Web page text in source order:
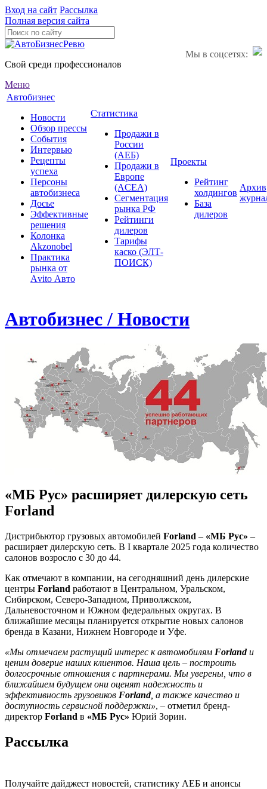
Вход на сайт Рассылка
Полная версия сайта
Мы в соцсетях:
Свой среди профессионалов
Меню
Автобизнес
Новости
Обзор прессы
События
Интервью
Рецепты
успеха
Персоны
автобизнеса
Досье
Эффективные
решения
Колонка
Akzonobel
Практика
рынка от
Аvito Авто
Статистика
Продажи в
России
(АЕБ)
Продажи в
Европе
(ACEA)
Сегментация
рынка РФ
Рейтинги
дилеров
Тарифы
каско (ЭЛТ-
ПОИСК)
Проекты
Рейтинг
холдингов
База
дилеров
Архив
Автобизнес / Новости
«МБ Рус» расширяет дилерскую сеть
Forland
Дистрибьютор грузовых автомобилей Forland – «МБ Рус» –
расширяет дилерскую сеть. В I квартале 2025 года количество
салонов возросло с 30 до 44.
Как отмечают в компании, на сегодняшний день дилерские
центры Forland работают в Центральном, Уральском,
Сибирском, Северо-Западном, Приволжском,
Дальневосточном и Южном федеральных округах. В
ближайшие месяцы планируется открытие новых салонов
бренда в Казани, Нижнем Новгороде и Уфе.
«Мы отмечаем растущий интерес к автомобилям Forlandи
ценим доверие наших клиентов. Наша цель – построить
долгосрочные отношения с партнерами. Мы уверены, что в
ближайшем будущем они оценят надежность и
эффективность грузовиков Forland, а также качество и
доступность сервисной поддержки», – отметил бренд-
директор Forland в «МБ Рус» Юрий Зорин.
Рассылка
Получайте дайджест новостей, статистику АЕБ и анонсы